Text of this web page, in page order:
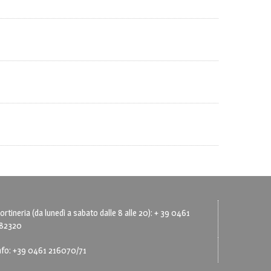
(da lunedì a sabato dalle 8 alle 20): + 39 0461
+39 0461 216070/71